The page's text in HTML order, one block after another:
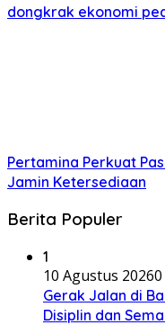
dongkrak ekonomi
Pertamina Perkuat
Jamin Ketersediaan
Berita Populer
1
10 Agustus 2026
Gerak Jalan di
Disiplin dan